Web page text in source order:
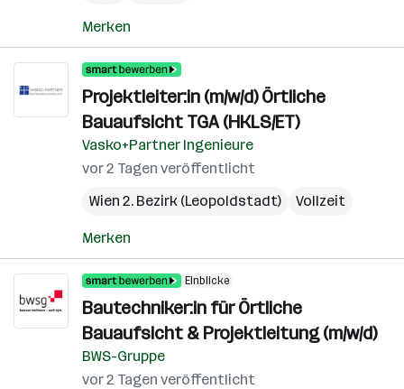
Merken
Projektleiter:in (m/w/d) Örtliche
Bauaufsicht TGA (HKLS/ET)
Vasko+Partner Ingenieure
vor 2 Tagen veröffentlicht
Wien 2. Bezirk (Leopoldstadt)
Vollzeit
Merken
Einblicke
Bautechniker:in für Örtliche
Bauaufsicht & Projektleitung (m/w/d)
BWS-Gruppe
vor 2 Tagen veröffentlicht